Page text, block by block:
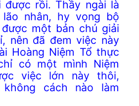
được rồi. Thầy ngài là
nhân, hy vọng bộ
một bản chú giải
nên đã đem việc này
Hoàng Niệm Tổ thực
có một mình Niệm
việc lớn này thôi,
cách nào làm